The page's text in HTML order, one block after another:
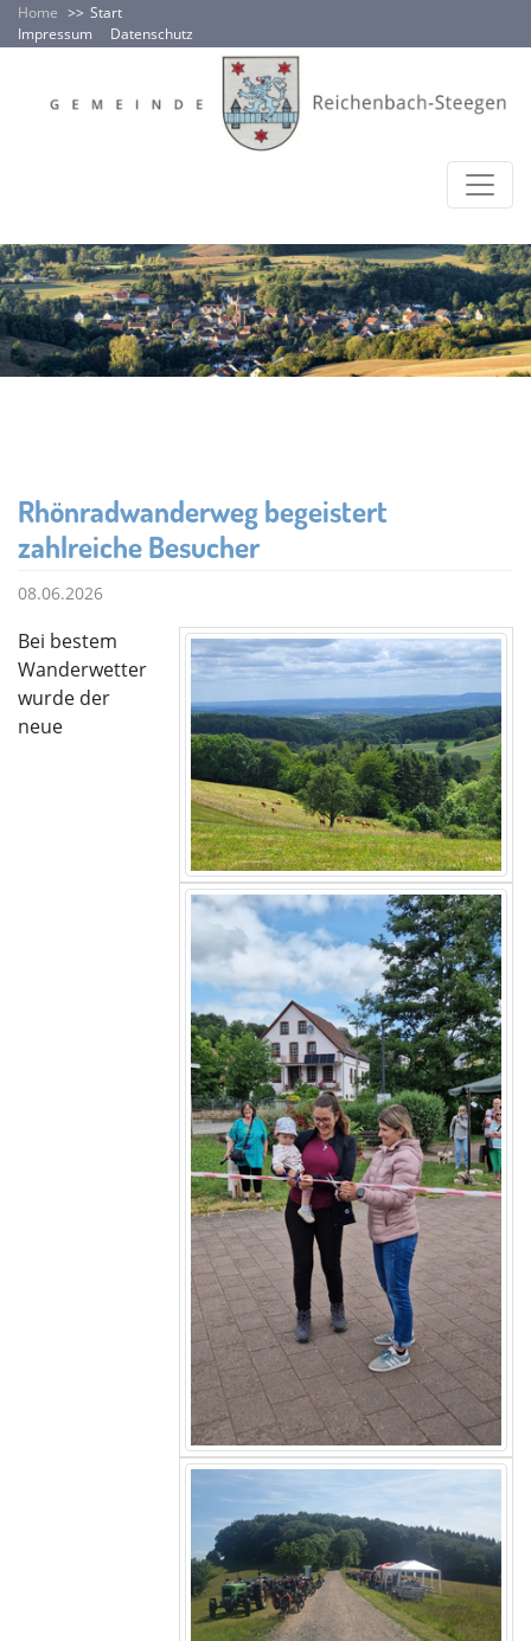
Home
Start
Impressum
Datenschutz
Rhönradwanderweg begeistert
zahlreiche Besucher
08.06.2026
Bei bestem
Wanderwetter
wurde der
neue